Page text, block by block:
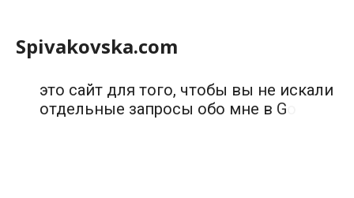
Spivakovska.com
это сайт для того, чтобы вы не искали
отдельные запросы обо мне в G